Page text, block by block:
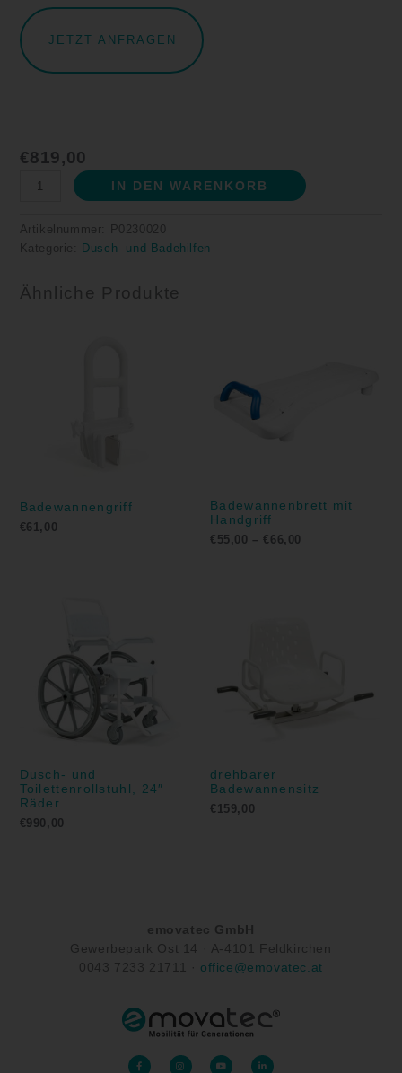
JETZT ANFRAGEN
€819,00
IN DEN WARENKORB
Artikelnummer:
P0230020
Kategorie:
Dusch- und Badehilfen
Ähnliche Produkte
Badewannengriff
€61,00
Badewannenbrett mit
Handgriff
€ 55,00 – € 66,00
Dusch- und
Toilettenrollstuhl, 24″
Räder
€990,00
drehbarer
Badewannensitz
€ 159,00
emovatec GmbH
Gewerbepark Ost 14 · A-4101 Feldkirchen
0043 7233 21711 · office@emovatec.at
F
a
I
n
Y
o
L
i